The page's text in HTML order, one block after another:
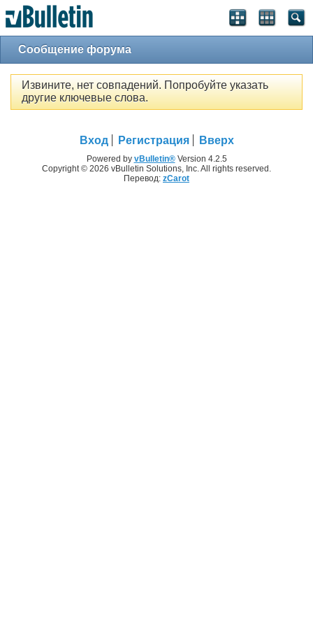
Сообщение форума
Извините, нет совпадений. Попробуйте указать
другие ключевые слова.
Вход Регистрация Вверх
Powered by vBulletin®Version 4.2.5
Copyright © 2026 vBulletin Solutions, Inc. All rights reserved.
Перевод: zCarot